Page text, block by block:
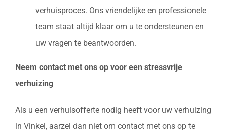
verhuisproces. Ons vriendelijke en professionele
team staat altijd klaar om u te ondersteunen en
uw vragen te beantwoorden.
Neem contact met ons op voor een stressvrije
verhuizing
Als u een verhuisofferte nodig heeft voor uw verhuizing
in Vinkel, aarzel dan niet om contact met ons op te